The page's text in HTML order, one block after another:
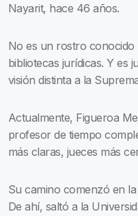
Nayarit, hace 46 años.
No es un rostro conocido
bibliotecas jurídicas. Y es
visión distinta a la
Actualmente, Figueroa
profesor de tiempo
más claras, jueces más
Su camino comenzó en
De ahí, saltó a la